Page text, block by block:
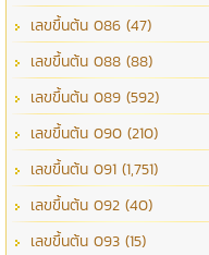
เลขขึ้นต้น 086 (47)
เลขขึ้นต้น 088 (88)
เลขขึ้นต้น 089 (592)
เลขขึ้นต้น 090 (210)
เลขขึ้นต้น 091 (1,751)
เลขขึ้นต้น 092 (40)
เลขขึ้นต้น 093 (15)